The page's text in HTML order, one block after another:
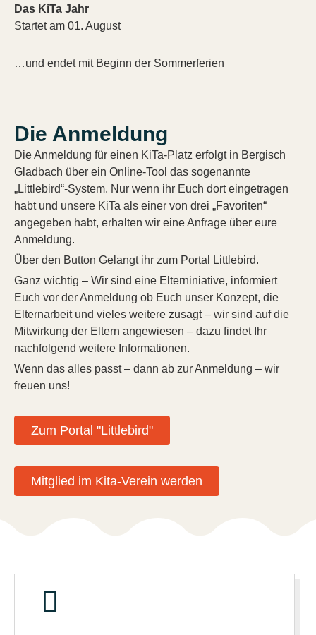
Das KiTa Jahr
Startet am 01. August
…und endet mit Beginn der Sommerferien
Die Anmeldung
Die Anmeldung für einen KiTa-Platz erfolgt in Bergisch
Gladbach über ein Online-Tool das sogenannte
„Littlebird“-System. Nur wenn ihr Euch dort eingetragen
habt und unsere KiTa als einer von drei „Favoriten“
angegeben habt, erhalten wir eine Anfrage über eure
Anmeldung.
Über den Button Gelangt ihr zum Portal Littlebird.
Ganz wichtig – Wir sind eine Elterniniative, informiert
Euch vor der Anmeldung ob Euch unser Konzept, die
Elternarbeit und vieles weitere zusagt – wir sind auf die
Mitwirkung der Eltern angewiesen – dazu findet Ihr
nachfolgend weitere Informationen.
Wenn das alles passt – dann ab zur Anmeldung – wir
freuen uns!
Zum Portal "Littlebird"
Mitglied im Kita-Verein werden